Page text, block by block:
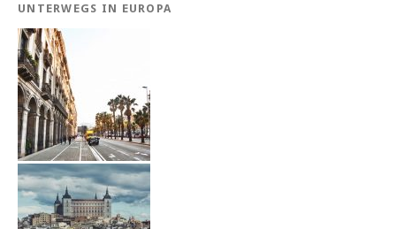
UNTERWEGS IN EUROPA